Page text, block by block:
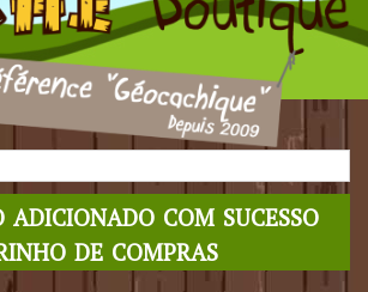
com sucesso
de compras